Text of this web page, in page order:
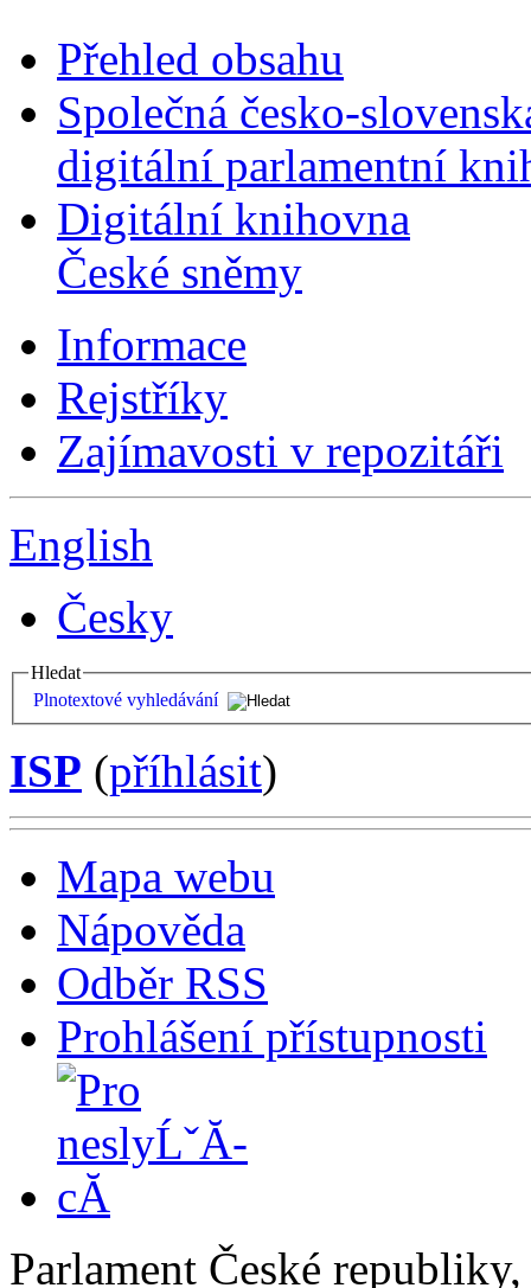
Přehled obsahu
Společná česko-
digitální parlamentní
Digitální knihovna
České sněmy
Informace
Rejstříky
Zajímavosti v repozitáři
English
Česky
Hledat
Plnotextové vyhledávání
ISP (příhlásit)
Mapa webu
Nápověda
Odběr RSS
Prohlášení přístupnosti
Parlament České